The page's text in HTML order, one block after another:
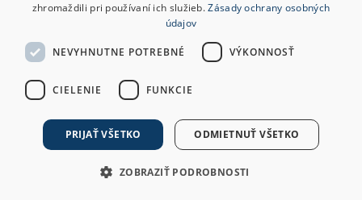
zhromaždili pri používaní ich služieb.Zásady ochrany osobných
údajov
NEVYHNUTNE POTREBNÉ VÝKONNOSŤ
CIELENIE FUNKCIE
PRIJAŤ VŠETKO ODMIETNUŤ VŠETKO
ZOBRAZIŤ PODROBNOSTI